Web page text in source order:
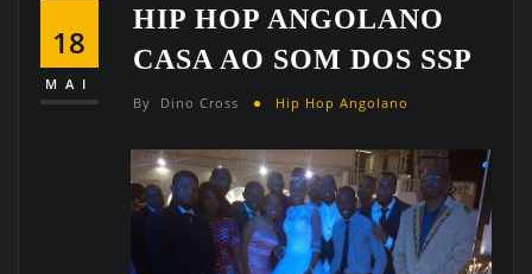
18
MAI
HIP HOP ANGOLANO
CASA AO SOM DOS SSP
By Dino Cross Hip Hop Angolano